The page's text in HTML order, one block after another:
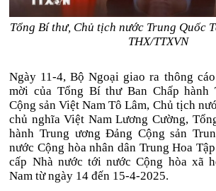
Tổng Bí thư, Chủ tịch nước Trung Quốc
THX/TTXVN
Ngày 11-4, Bộ Ngoại giao ra thông
mời của Tổng Bí thư Ban Chấp hành
Cộng sản Việt Nam Tô Lâm, Chủ tịch
chủ nghĩa Việt Nam Lương Cường,
hành Trung ương Đảng Cộng sản
nước Cộng hòa nhân dân Trung Hoa
cấp Nhà nước tới nước Cộng hòa xã
Nam từ ngày 14 đến 15-4-2025.